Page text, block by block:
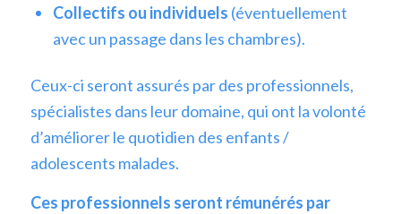
Collectifs ou individuels (éventuellement
avec un passage dans les chambres).
Ceux-ci seront assurés par des professionnels,
spécialistes dans leur domaine, qui ont la volonté
d’améliorer le quotidien des enfants /
adolescents malades.
Ces professionnels seront rémunérés par